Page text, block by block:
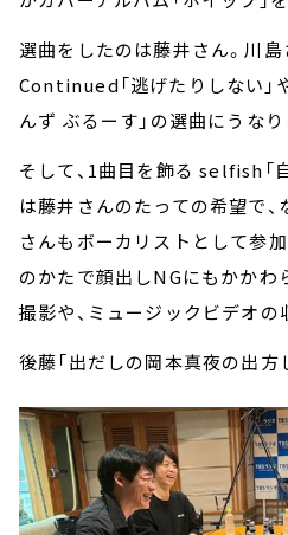
選曲をしたのは藤井さん。川
Continued「逃げたりしない」
んず ぶるーす」の選曲にうなり
そして、1曲目を飾る selfish「
は藤井さんのたっての希望で
さんもボーカリストとして参
のかたで顔出しNGにもかかわ
撮影や、ミュージックビデオの
後藤「出だしの岡本真夜の出方